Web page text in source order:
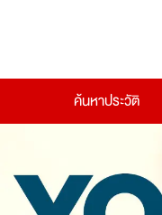
ค้นหาประวัติ